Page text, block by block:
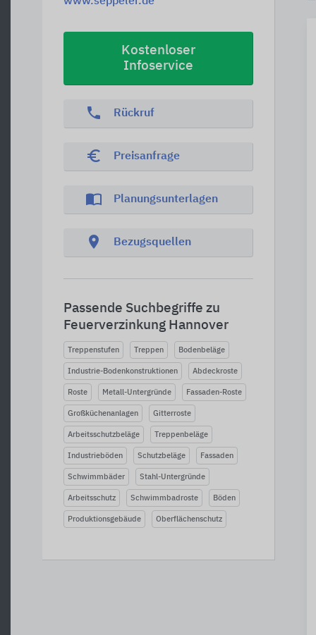
Kostenloser
Infoservice
phone Rückruf
euro_symbol Preisanfrage
import_contacts Planungsunterlagen
location_on Bezugsquellen
Passende Suchbegriffe zu
Feuerverzinkung Hannover
Treppenstufen Treppen Bodenbeläge
Industrie-Bodenkonstruktionen Abdeckroste
Roste Metall-Untergründe Fassaden-Roste
Großküchenanlagen Gitterroste
Arbeitsschutzbeläge Treppenbeläge
Industrieböden Schutzbeläge Fassaden
Schwimmbäder Stahl-Untergründe
Arbeitsschutz Schwimmbadroste Böden
Produktionsgebäude Oberflächenschutz